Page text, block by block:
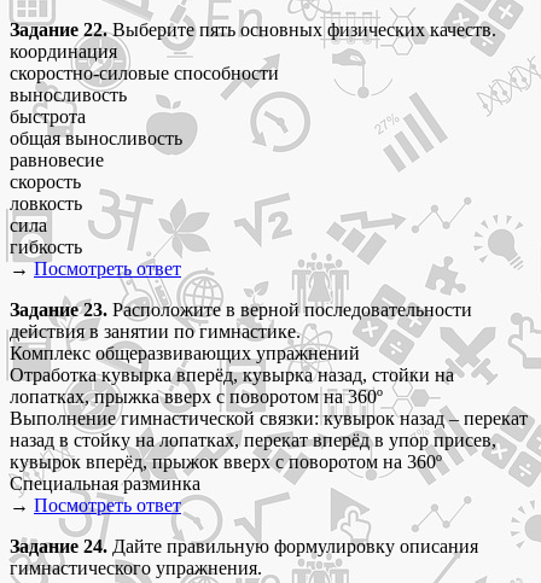
Задание 22.Выберите пять основных физических качеств.
координация
скоростно-силовые способности
выносливость
быстрота
общая выносливость
равновесие
скорость
ловкость
сила
гибкость
→Посмотреть ответ
Задание 23. Расположите в верной последовательности
действия в занятии по гимнастике.
Комплекс общеразвивающих упражнений
Отработка кувырка вперёд, кувырка назад, стойки на
лопатках, прыжка вверх с поворотом на 360º
Выполнение гимнастической связки: кувырок назад – перекат
назад в стойку на лопатках, перекат вперёд в упор присев,
кувырок вперёд, прыжок вверх с поворотом на 360º
Специальная разминка
→ Посмотреть ответ
Задание 24. Дайте правильную формулировку описания
гимнастического упражнения.